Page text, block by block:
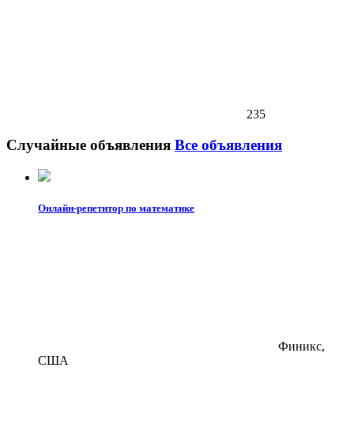
235
Случайные объявления Все объявления
Онлайн-репетитор по математике
Финикс,
США